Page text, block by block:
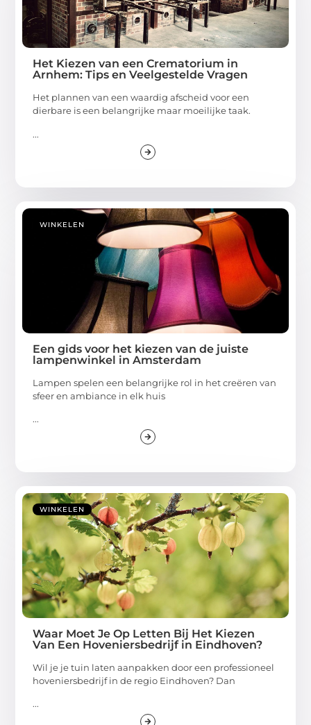
Het Kiezen van een Crematorium in
Arnhem: Tips en Veelgestelde Vragen
Het plannen van een waardig afscheid voor een
dierbare is een belangrijke maar moeilijke taak.
...
WINKELEN
Een gids voor het kiezen van de juiste
lampenwinkel in Amsterdam
Lampen spelen een belangrijke rol in het creëren van
sfeer en ambiance in elk huis
...
WINKELEN
Waar Moet Je Op Letten Bij Het Kiezen
Van Een Hoveniersbedrijf in Eindhoven?
Wil je je tuin laten aanpakken door een professioneel
hoveniersbedrijf in de regio Eindhoven? Dan
...